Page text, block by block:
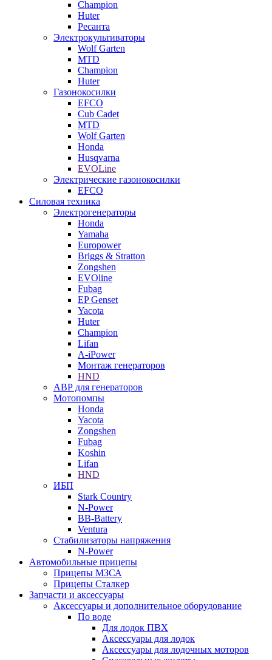
Champion
Huter
Ресанта
Электрокультиваторы
Wolf Garten
MTD
Champion
Huter
Газонокосилки
EFCO
Cub Cadet
MTD
Wolf Garten
Honda
Husqvarna
EVOLine
Электрические газонокосилки
EFCO
Силовая техника
Электрогенераторы
Honda
Yamaha
Europower
Briggs & Stratton
Zongshen
EVOline
Fubag
EP Genset
Yacota
Huter
Champion
Lifan
A-iPower
Монтаж генераторов
HND
АВР для генераторов
Мотопомпы
Honda
Yacota
Zongshen
Fubag
Koshin
Lifan
HND
ИБП
Stark Country
N-Power
BB-Battery
Ventura
Стабилизаторы напряжения
N-Power
Автомобильные прицепы
Прицепы МЗСА
Прицепы Сталкер
Запчасти и аксессуары
Аксессуары и дополнительное оборудование
По воде
Для лодок ПВХ
Аксессуары для лодок
Аксессуары для лодочных моторов